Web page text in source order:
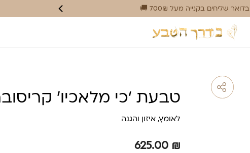
בדואר שליחים בקנייה מעל 700₪ 🚚
טבעת ‘כי מלאכיו’
לאומץ, איזון והגנה
625.00 ₪